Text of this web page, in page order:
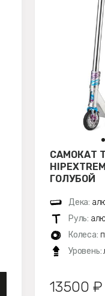
САМОКАТ
ГОЛУБОЙ
Дека:
Руль:
Колеса:
Уровень:
13500 ₽